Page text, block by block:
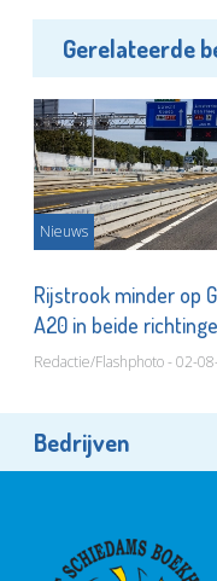
Gerelateerde
Nieuws
Rijstrook minder op
A20 in beide
Redactie/Flashphoto - 02-
Bedrijven